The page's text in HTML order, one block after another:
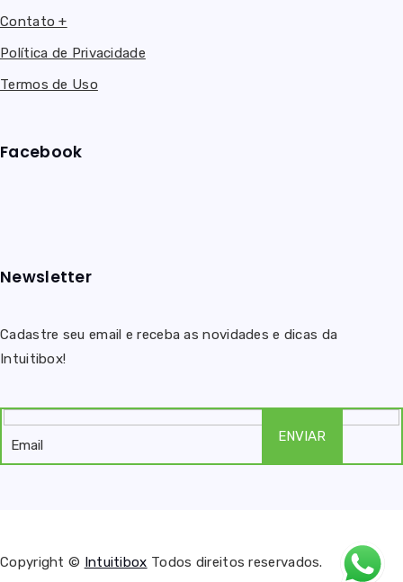
Contato +
Política de Privacidade
Termos de Uso
Facebook
Newsletter
Cadastre seu email e receba as novidades e dicas da
Intuitibox!
Copyright © Intuitibox Todos direitos reservados.